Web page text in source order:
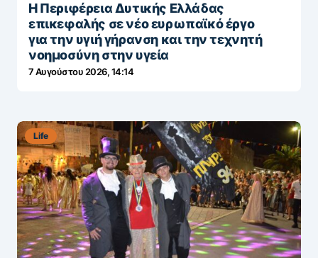
Η Περιφέρεια Δυτικής Ελλάδας
επικεφαλής σε νέο ευρωπαϊκό έργο
για την υγιή γήρανση και την τεχνητή
νοημοσύνη στην υγεία
7 Αυγούστου 2026, 14:14
Life